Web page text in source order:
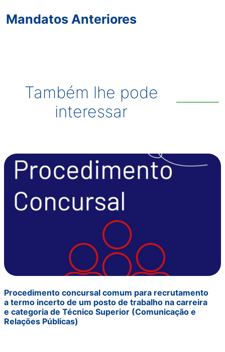
Mandatos Anteriores
Também lhe pode
interessar
Procedimento concursal comum para recrutamento
a termo incerto de um posto de trabalho na carreira
e categoria de Técnico Superior (Comunicação e
Relações Públicas)